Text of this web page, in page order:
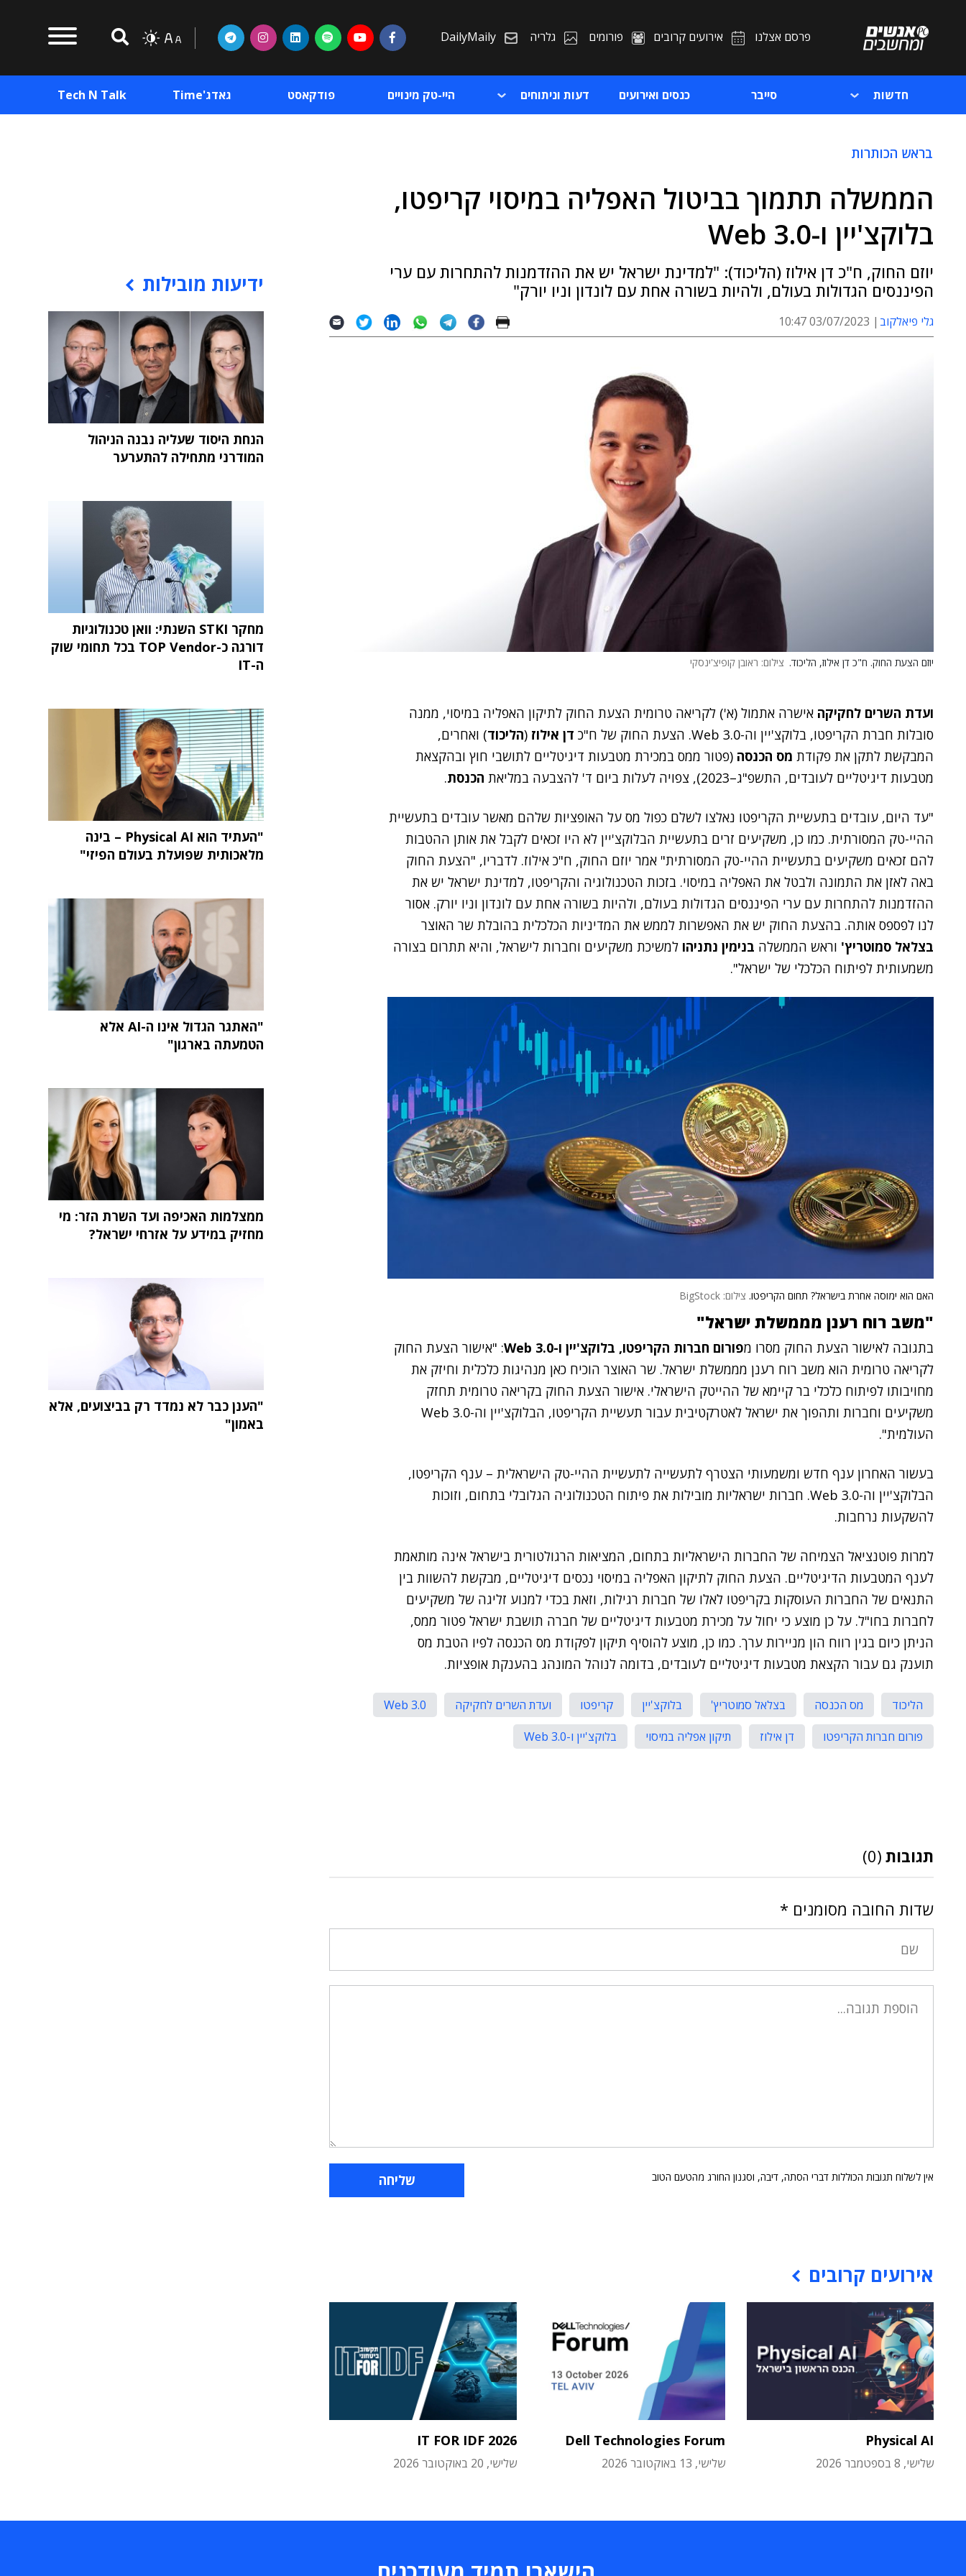
פרסם אצלנו אירועים קרובים פורומים גלריה DailyMaily
חדשות סייבר כנסים ואירועים דעות וניתוחים היי-טק מינויים פודקאסט גאדג'Time Tech N Talk
בראש הכותרות
הממשלה תתמוך בביטול האפליה במיסוי קריפטו,
בלוקצ'יין ו-Web 3.0
יוזם החוק, ח"כ דן אילוז (הליכוד): "למדינת ישראל יש את ההזדמנות להתחרות עם ערי
הפיננסים הגדולות בעולם, ולהיות בשורה אחת עם לונדון וניו יורק"
גלי פיאלקוב 03/07/2023 10:47
יוזם הצעת החוק. ח"כ דן אילוז, הליכוד. צילום: ראובן קופיצ'ינסקי
ועדת השרים לחקיקה אישרה אתמול (א') לקריאה טרומית הצעת החוק לתיקון האפליה במיסוי, ממנה
סובלות חברת הקריפטו, בלוקצ'יין וה-Web 3.0. הצעת החוק של ח"כ
דן אילוז (הליכוד) ואחרים,
המבקשת לתקן את פקודת מס הכנסה (פטור ממס במכירת מטבעות דיגיטליים לתושבי חוץ ובהקצאת
מטבעות דיגיטליים לעובדים, התשפ"ג–2023), צפויה לעלות ביום ד' להצבעה במליאת
הכנסת.
"עד היום, עובדים בתעשיית הקריפטו נאלצו לשלם כפול מס על האופציות שלהם מאשר עובדים בתעשיית
ההיי-טק המסורתית. כמו כן, משקיעים זרים בתעשיית הבלוקצ'יין לא היו זכאים לקבל את אותן ההטבות
להם זכאים משקיעים בתעשיית ההיי-טק המסורתית" אמר יוזם החוק, ח"כ אילוז. לדבריו, "הצעת החוק
באה לאזן את התמונה ולבטל את האפליה במיסוי. בזכות הטכנולוגיה והקריפטו, למדינת ישראל יש את
ההזדמנות להתחרות עם ערי הפיננסים הגדולות בעולם, ולהיות בשורה אחת עם לונדון וניו יורק. אסור
לנו לפספס אותה. בהצעת החוק יש את האפשרות לממש את המדיניות הכלכלית בהובלת שר האוצר
בצלאל סמוטריץ' וראש הממשלה בנימין נתניהו למשיכת משקיעים וחברות לישראל, והיא תתרום בצורה
משמעותית לפיתוח הכלכלי של ישראל".
האם הוא ימוסה אחרת בישראל? תחום הקריפטו. צילום: BigStock
"משב רוח רענן מממשלת ישראל"
בתגובה לאישור הצעת החוק מסרו מפורום חברות הקריפטו, בלוקצ'יין ו-Web 3.0
: "אישור הצעת החוק
לקריאה טרומית הוא משב רוח רענן מממשלת ישראל. שר האוצר הוכיח כאן מנהיגות כלכלית וחיזק את
מחויבותו לפיתוח כלכלי בר קיימא של ההייטק הישראלי. אישור הצעת החוק בקריאה טרומית תחזק
משקיעים וחברות ותהפוך את ישראל לאטרקטיבית עבור תעשיית הקריפטו, הבלוקצ'יין וה-Web 3.0
העולמית".
בעשור האחרון ענף חדש ומשמעותי הצטרף לתעשייה לתעשיית ההיי-טק הישראלית – ענף הקריפטו,
הבלוקצ'יין וה-Web 3.0. חברות ישראליות מובילות את פיתוח הטכנולוגיה הגלובלי בתחום, וזוכות
להשקעות נרחבות.
למרות פוטנציאל הצמיחה של החברות הישראליות בתחום, המציאות הרגולטורית בישראל אינה מותאמת
לענף המטבעות הדיגיטליים. הצעת החוק לתיקון האפליה במיסוי נכסים דיגיטליים, מבקשת להשוות בין
התנאים של החברות העוסקות בקריפטו לאלו של חברות רגילות, וזאת בכדי למנוע זליגה של משקיעים
לחברות בחו"ל. על כן מוצע כי יחול על מכירת מטבעות דיגיטליים של חברה תושבת ישראל פטור ממס,
הניתן כיום בגין רווח הון מניירות ערך. כמו כן, מוצע להוסיף תיקון לפקודת מס הכנסה לפיו הטבת מס
תוענק גם עבור הקצאת מטבעות דיגיטליים לעובדים, בדומה לנוהל המונהג בהענקת אופציות.
הליכוד מס הכנסה בצלאל סמוטריץ' בלוקצ'יין קריפטו ועדת השרים לחקיקה
Web 3.0
פורום חברות הקריפטו
דן אילוז תיקון אפליה במיסוי בלוקצ'יין ו-Web 3.0
תגובות (0)
שדות החובה מסומנים *
אין לשלוח תגובות הכוללות דברי הסתה, דיבה, וסגנון החורג מהטעם הטוב
אירועים קרובים
Physical AI
שלישי, 8 בספטמבר 2026
Dell Technologies Forum
שלישי, 13 באוקטובר 2026
IT FOR IDF 2026
שלישי, 20 באוקטובר 2026
ידיעות מובילות
הנחת היסוד שעליה נבנה הניהול
המודרני מתחילה להתערער
מחקר STKI השנתי: וואן טכנולוגיות
דורגה כ-TOP Vendor בכל תחומי שוק
ה-IT
"העתיד הוא Physical AI – בינה
מלאכותית שפועלת בעולם הפיזי"
"האתגר הגדול אינו ה-AI אלא
הטמעתה בארגון"
ממצלמות האכיפה ועד השרת הזר: מי
מחזיק במידע על אזרחי ישראל?
"הענן כבר לא נמדד רק בביצועים, אלא
באמון"